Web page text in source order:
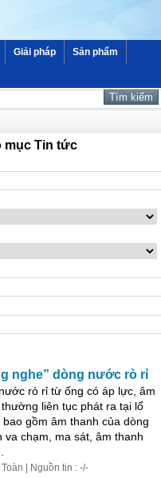
Giải pháp Sản phẩm
mục Tin tức
nghe” dòng nước rò rỉ
rò rỉ từ ống có áp lực, âm
liên tục phát ra tại lổ
gồm âm thanh của dòng
va chạm, ma sát, âm thanh
| Nguồn tin : -/-